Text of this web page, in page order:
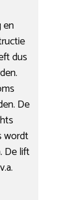
en
dus
De
wordt
De lift